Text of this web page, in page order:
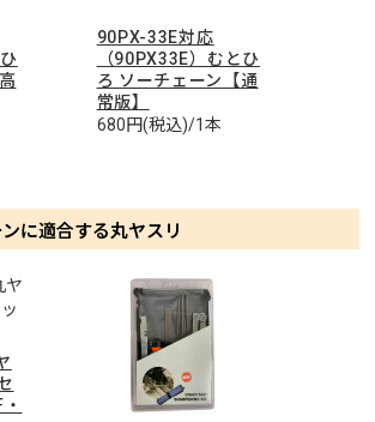
90PX-33E対応
（90PX33E）むとひ
ろ ソーチェーン【通
常版】
680円(税込)/1本
に適合する丸ヤスリ